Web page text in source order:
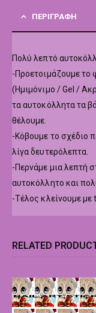
ΠΕΡΙΓΡΑΦΉ
Πολύ λεπτό
-Προετοιμάζουμε το
(Ημιμόνιμο / Gel /
τα αυτοκόλλητα τα
θέλουμε.
-Κόβουμε το σχέδιο
λίγα δευτερόλεπτα.
-Περνάμε μια λεπτή
αυτοκόλλητο και
-Τέλος κλείνουμε με
RELATED